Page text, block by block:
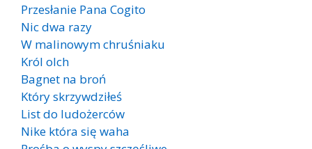
Przesłanie Pana Cogito
Nic dwa razy
W malinowym chruśniaku
Król olch
Bagnet na broń
Który skrzywdziłeś
List do ludożerców
Nike która się waha